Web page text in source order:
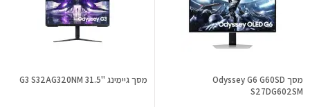
מסך Odyssey G6 G60SD
S27DG602SM
מסך גיימינג "31.5 G3 S32AG320NM